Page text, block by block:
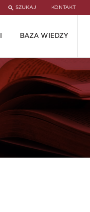
SZUKAJ KONTAKT
BAZA WIEDZY